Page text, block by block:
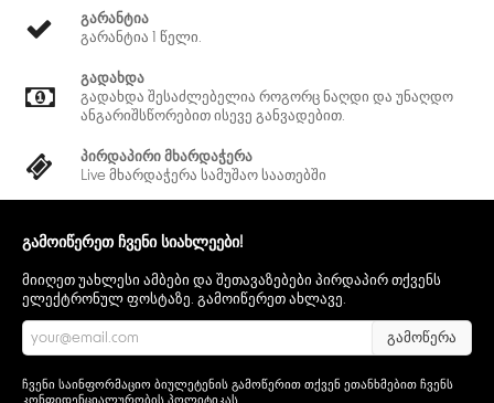
გარანტია
გარანტია 1 წელი.
გადახდა
გადახდა შესაძლებელია როგორც ნაღდი და უნაღდო
ანგარიშსწორებით ისევე განვადებით.
პირდაპირი მხარდაჭერა
Live მხარდაჭერა სამუშაო საათებში
გამოიწერეთ ჩვენი სიახლეები!
მიიღეთ უახლესი ამბები და შეთავაზებები პირდაპირ თქვენს
ელექტრონულ ფოსტაზე. გამოიწერეთ ახლავე.
გამოწერა
ჩვენი საინფორმაციო ბიულეტენის გამოწერით თქვენ ეთანხმებით ჩვენს